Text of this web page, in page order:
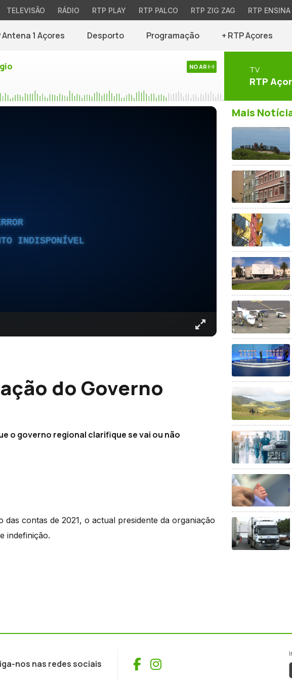
TELEVISÃO RÁDIO RTP PLAY RTP PALCO RTP ZIG ZAG RTP ENSINA
Antena 1 Açores Desporto Programação + RTP Açores
NO AR TV
RTP
INDISPONÍVEL
do Governo
o governo regional clarifique se vai ou não
contas de 2021, o actual presidente da organiação
indefinição.
Mais
nos nas redes sociais Facebook
Instagram